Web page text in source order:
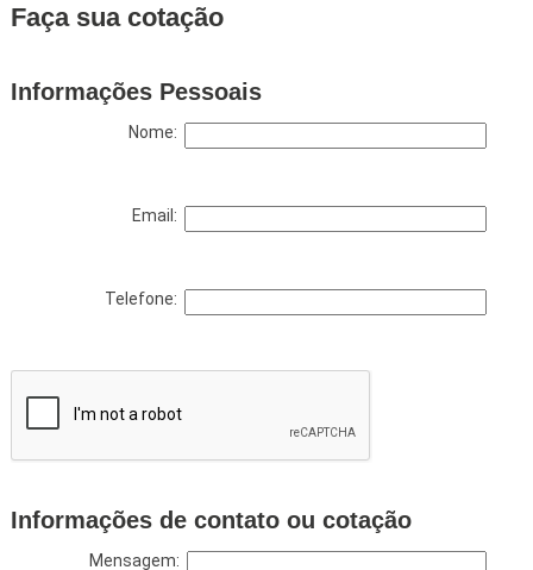
Faça sua cotação
Informações Pessoais
Nome:
Email:
Telefone:
Informações de contato ou cotação
Mensagem: